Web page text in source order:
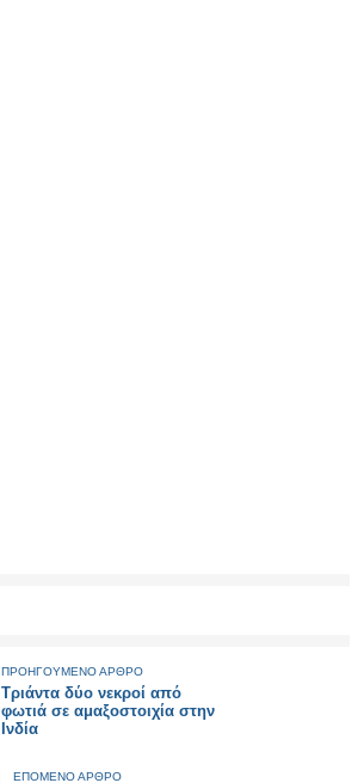
ΠΡΟΗΓΟΥΜΕΝΟ ΑΡΘΡΟ
Τριάντα δύο νεκροί από
φωτιά σε αμαξοστοιχία στην
Ινδία
ΕΠΟΜΕΝΟ ΑΡΘΡΟ